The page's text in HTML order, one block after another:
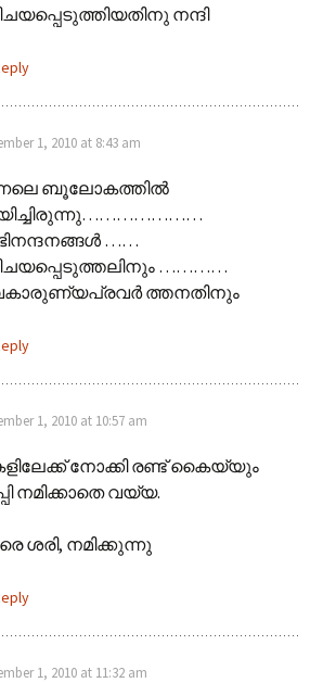
നന്ദി
1, 2010 at 8:43 am
ബൂലോകത്തില്‍
……
…………
ത്തനതിനും
1, 2010 at 10:57 am
നോക്കി രണ്ട് കൈയ്യും
നമിക്കാതെ വയ്യ.
ശരി, നമിക്കുന്നു
1, 2010 at 11:32 am